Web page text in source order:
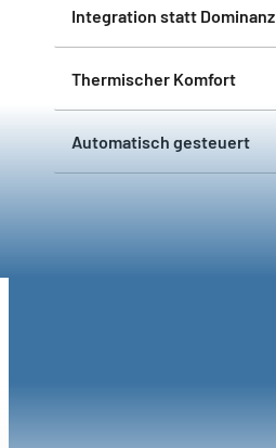
Integration statt Dominanz
Thermischer Komfort
Automatisch gesteuert